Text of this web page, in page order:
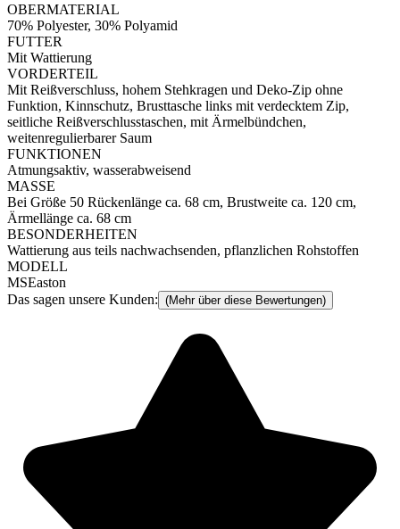
OBERMATERIAL
70% Polyester, 30% Polyamid
FUTTER
Mit Wattierung
VORDERTEIL
Mit Reißverschluss, hohem Stehkragen und Deko-Zip ohne
Funktion, Kinnschutz, Brusttasche links mit verdecktem Zip,
seitliche Reißverschlusstaschen, mit Ärmelbündchen,
weitenregulierbarer Saum
FUNKTIONEN
Atmungsaktiv, wasserabweisend
MASSE
Bei Größe 50 Rückenlänge ca. 68 cm, Brustweite ca. 120 cm,
Ärmellänge ca. 68 cm
BESONDERHEITEN
Wattierung aus teils nachwachsenden, pflanzlichen Rohstoffen
MODELL
MSEaston
Das sagen unsere Kunden: (Mehr über diese Bewertungen)